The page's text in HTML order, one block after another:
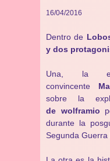
16/04/2016
Dentro de
y dos
Una, la
convincente
sobre la
de wolframio
durante la
Segunda Guerra